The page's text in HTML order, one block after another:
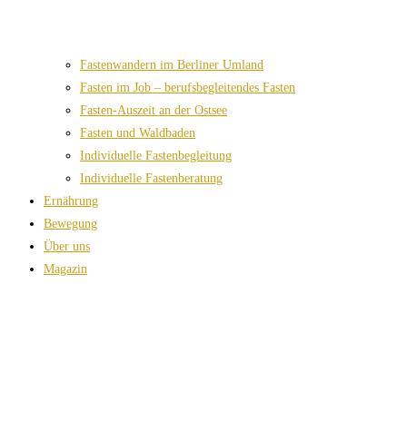
Fastenwandern im Berliner Umland
Fasten im Job – berufsbegleitendes Fasten
Fasten-Auszeit an der Ostsee
Fasten und Waldbaden
Individuelle Fastenbegleitung
Individuelle Fastenberatung
Ernährung
Bewegung
Über uns
Magazin